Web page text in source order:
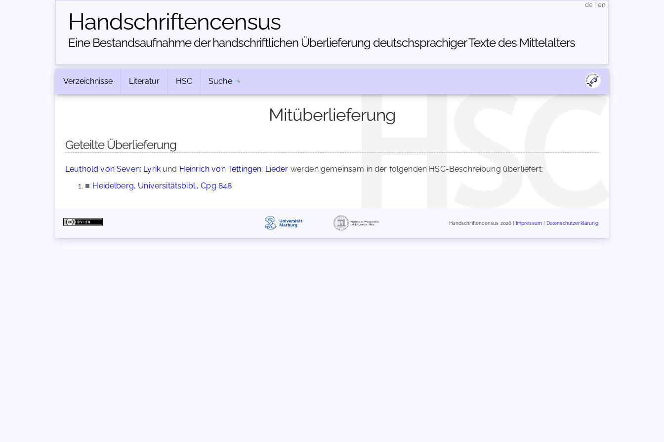
Handschriften­census
Eine Bestandsaufnahme der handschriftlichen Über­lieferung deutschsprachiger Texte des Mittelalters
de en
Verzeichnisse Literatur HSC Suche
Mitüberlieferung
Geteilte Überlieferung
Leuthold von Seven: Lyrik und Heinrich von Tettingen: Lieder werden gemeinsam in der folgenden HSC-Beschreibung überliefert:
■ Heidelberg, Universitätsbibl., Cpg 848
Handschriftencensus 2026 | Impressum Datenschutzerklärung